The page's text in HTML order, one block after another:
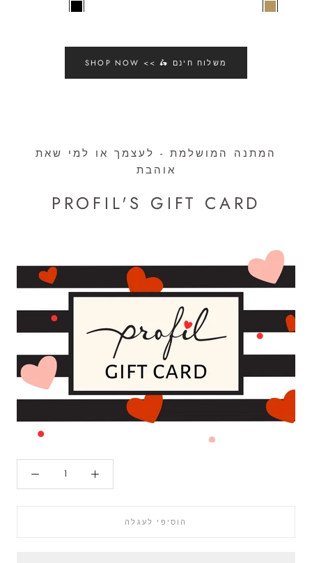
SHOP NOW << 🛵 משלוח חינם
המתנה המושלמת - לעצמך או למי שאת
אוהבת
PROFIL'S GIFT CARD
הוסיפי לעגלה